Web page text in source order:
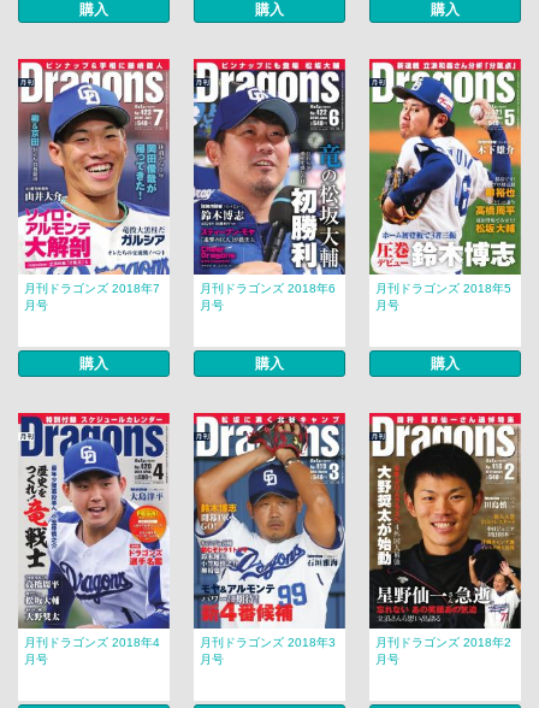
購入 購入 購入
月刊ドラゴンズ 2018年7
月号
購入
月刊ドラゴンズ 2018年6
月号
購入
月刊ドラゴンズ 2018年5
月号
購入
月刊ドラゴンズ 2018年4
月号
月刊ドラゴンズ 2018年3
月号
月刊ドラゴンズ 2018年2
月号